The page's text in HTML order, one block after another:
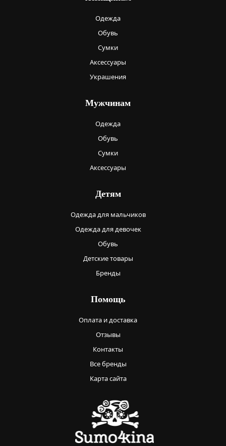
Одежда
Обувь
Сумки
Аксессуары
Украшения
Мужчинам
Одежда
Обувь
Сумки
Аксессуары
Детям
Одежда для мальчиков
Одежда для девочек
Обувь
Детские товары
Бренды
Помощь
Оплата и доставка
Отзывы
Контакты
Все бренды
Карта сайта